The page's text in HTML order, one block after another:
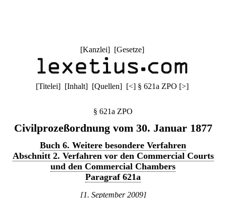
[Kanzlei] [Gesetze]
[Titelei] [Inhalt] [Quellen] [<] § 621a ZPO [>]
§ 621a ZPO
Civilprozeßordnung vom 30. Januar 1877
Buch 6. Weitere besondere Verfahren
Abschnitt 2. Verfahren vor den Commercial Courts
und den Commercial Chambers
Paragraf 621a
[1. September 2009]